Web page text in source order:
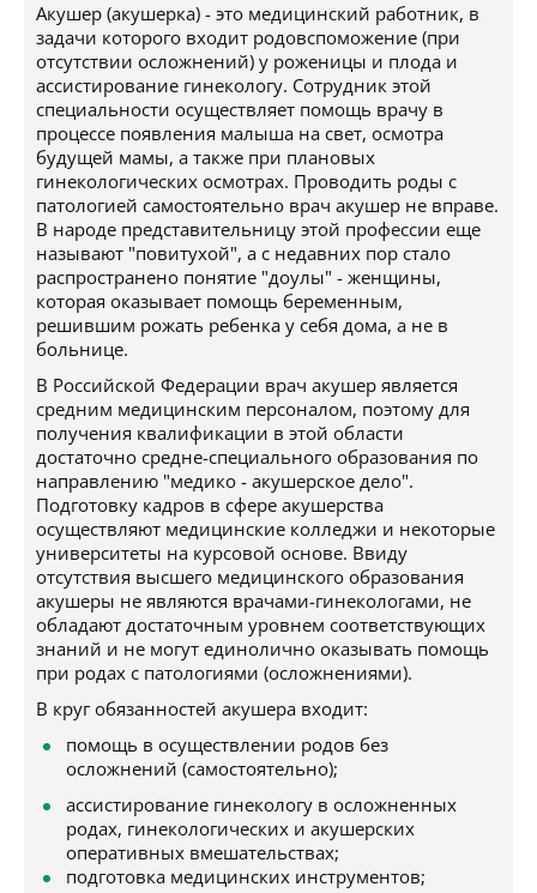
Акушер (акушерка) - это медицинский работник, в
задачи которого входит родовспоможение (при
отсутствии осложнений) у роженицы и плода и
ассистирование гинекологу. Сотрудник этой
специальности осуществляет помощь врачу в
процессе появления малыша на свет, осмотра
будущей мамы, а также при плановых
гинекологических осмотрах. Проводить роды с
патологией самостоятельно врач акушер не вправе.
В народе представительницу этой профессии еще
называют "повитухой", а с недавних пор стало
распространено понятие "доулы" - женщины,
которая оказывает помощь беременным,
решившим рожать ребенка у себя дома, а не в
больнице.
В Российской Федерации врач акушер является
средним медицинским персоналом, поэтому для
получения квалификации в этой области
достаточно средне-специального образования по
направлению "медико - акушерское дело".
Подготовку кадров в сфере акушерства
осуществляют медицинские колледжи и некоторые
университеты на курсовой основе. Ввиду
отсутствия высшего медицинского образования
акушеры не являются врачами-гинекологами, не
обладают достаточным уровнем соответствующих
знаний и не могут единолично оказывать помощь
при родах с патологиями (осложнениями).
В круг обязанностей акушера входит:
помощь в осуществлении родов без
осложнений (самостоятельно);
ассистирование гинекологу в осложненных
родах, гинекологических и акушерских
оперативных вмешательствах;
подготовка медицинских инструментов;